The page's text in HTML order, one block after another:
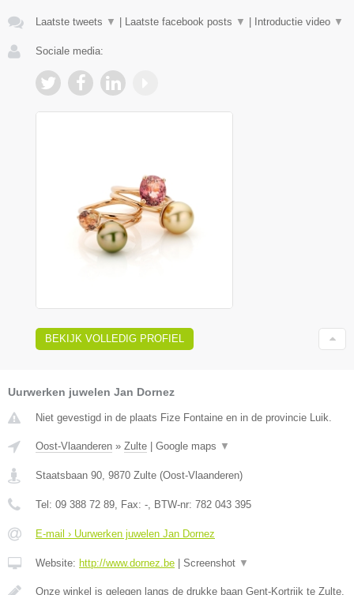
Laatste tweets ▼ Laatste facebook posts ▼ Introductie video ▼
Sociale media:
BEKIJK VOLLEDIG PROFIEL
Uurwerken juwelen Jan Dornez
Niet gevestigd in de plaats Fize Fontaine en in de provincie Luik.
Oost-Vlaanderen » Zulte Google maps ▼
Staatsbaan 90, 9870 Zulte (Oost-Vlaanderen)
Tel: 09 388 72 89, Fax: -, BTW-nr: 782 043 395
E-mail › Uurwerken juwelen Jan Dornez
Website: http://www.dornez.be Screenshot ▼
Onze winkel is gelegen langs de drukke baan Gent-Kortrijk te Zulte.